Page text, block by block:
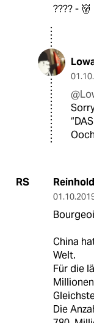
???? - 👹
RS
China
Welt.
Für die
Die